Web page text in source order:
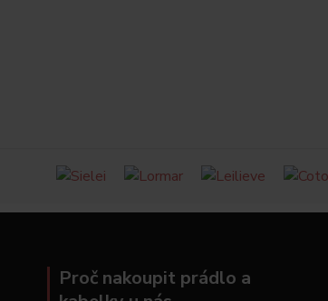
Proč nakoupit prádlo a